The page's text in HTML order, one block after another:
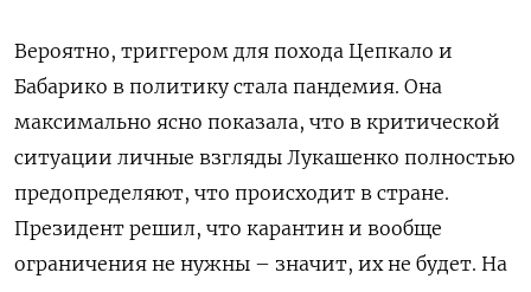
Вероятно, триггером для похода Цепкало и
Бабарико в политику стала пандемия. Она
максимально ясно показала, что в критической
ситуации личные взгляды Лукашенко полностью
предопределяют, что происходит в стране.
Президент решил, что карантин и вообще
ограничения не нужны – значит, их не будет. На